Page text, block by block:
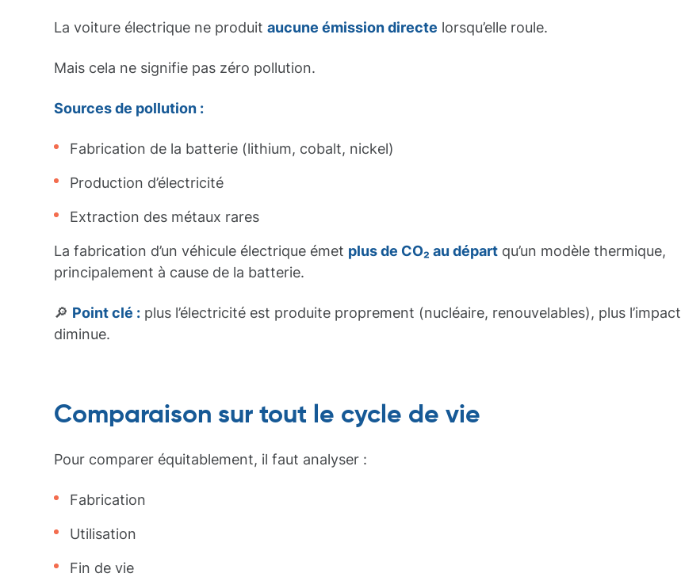
La voiture électrique ne produit aucune émission directe lorsqu’elle roule.
Mais cela ne signifie pas zéro pollution.
Sources de pollution :
Fabrication de la batterie (lithium, cobalt, nickel)
Production d’électricité
Extraction des métaux rares
La fabrication d’un véhicule électrique émet plus de CO₂ au départ qu’un modèle thermique,
principalement à cause de la batterie.
🔎 Point clé : plus l’électricité est produite proprement (nucléaire, renouvelables), plus l’impact
diminue.
Comparaison sur tout le cycle de vie
Pour comparer équitablement, il faut analyser :
Fabrication
Utilisation
Fin de vie